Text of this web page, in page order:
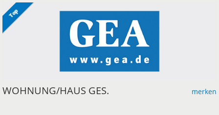
WOHNUNG/HAUS GES. merken
Top